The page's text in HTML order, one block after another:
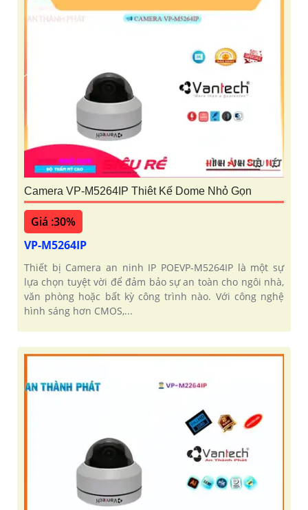
Camera VP-M5264IP Thiêt Kế Dome Nhỏ Gọn
Giá :30%
VP-M5264IP
Thiết bị Camera an ninh IP POEVP-M5264IP là một sự
lựa chọn tuyệt vời để đảm bảo sự an toàn cho ngôi nhà,
văn phòng hoặc bất kỳ công trình nào. Với công nghệ
hình sáng hơn CMOS,...